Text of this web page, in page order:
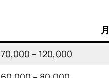
70,000 – 120,000